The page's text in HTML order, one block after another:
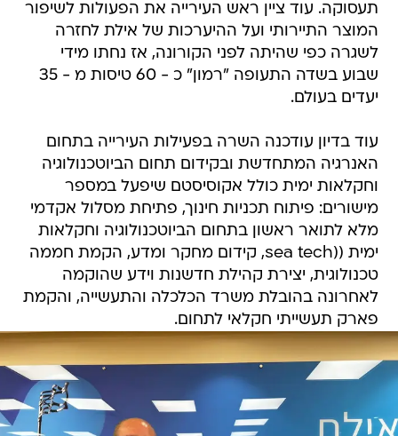
תעסוקה. עוד ציין ראש העירייה את הפעולות לשיפור
המוצר התיירותי ועל ההיערכות של אילת לחזרה
לשגרה כפי שהיתה לפני הקורונה, אז נחתו מידי
שבוע בשדה התעופה "רמון" כ - 60 טיסות מ - 35
יעדים בעולם.
עוד בדיון עודכנה השרה בפעילות העירייה בתחום
האנרגיה המתחדשת ובקידום תחום הביוטכנולוגיה
וחקלאות ימית כולל אקוסיסטם שיפעל במספר
מישורים: פיתוח תכניות חינוך, פתיחת מסלול אקדמי
מלא לתואר ראשון בתחום הביוטכנולוגיה וחקלאות
ימית ((sea tech, קידום מחקר ומדע, הקמת חממה
טכנולוגית, יצירת קהילת חדשנות וידע שהוקמה
לאחרונה בהובלת משרד הכלכלה והתעשייה, והקמת
פארק תעשייתי חקלאי לתחום.